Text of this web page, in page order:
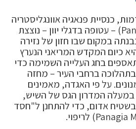
כנסיית פנאגיה אוונגליסטריה
(Panagia Evangelistria) – עטופה בדגלי יוון – נוצצת
במקום שבו חזון של נזירה
כיום המקדש המריאני הנערץ
בחג העלייה השמימה כדי
ברחבי העיר – מחזה
על פי האגדה, מאמינים
במעלה המדרון הגס של השיש,
אדום, כדי להתחנן ל"חסד